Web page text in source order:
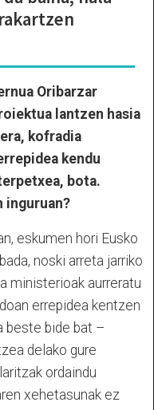
Oribarzar
lantzen hasia
kofradia
kendu
bota.
inguruan?
eskumen hori Eusko
noski arreta jarriko
ministerioak aurreratu
errepidea kentzen
beste bide bat –
delako gure
ordaindu
xehetasunak ez